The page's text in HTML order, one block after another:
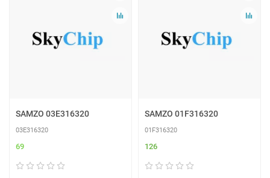
SAMZO 03E316320
03E316320
69
SAMZO 01F316320
01F316320
126